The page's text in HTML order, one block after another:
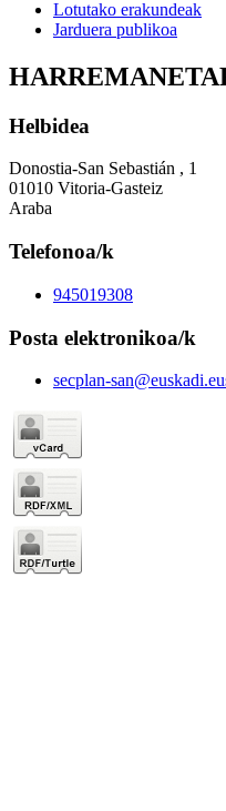
Lotutako erakundeak
Jarduera publikoa
Helbidea
Donostia-San Sebastián , 1
01010 Vitoria-Gasteiz
Araba
Telefonoa/k
945019308
Posta elektronikoa/k
secplan-